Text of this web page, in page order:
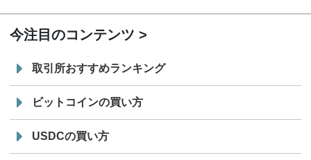
今注目のコンテンツ
取引所おすすめランキング
ビットコインの買い方
USDCの買い方